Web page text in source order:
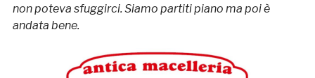
non poteva sfuggirci. Siamo partiti piano ma poi è
andata bene.